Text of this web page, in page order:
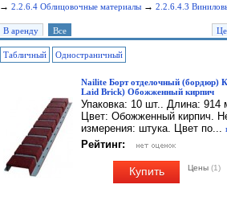
→ 2.2.6.4 Облицовочные материалы → 2.2.6.4.3
В аренду Все
Табличный Одностраничный
Nailite Борт отделочный (бордюр)
Laid Brick) Обожженный кирпич
Упаковка: 10 шт.. Длина:
Цвет: Обожженный кирпич.
измерения: штука. Цвет по...
Рейтинг:
Купить Цены (1)